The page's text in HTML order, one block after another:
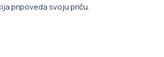
pripoveda svoju priču.